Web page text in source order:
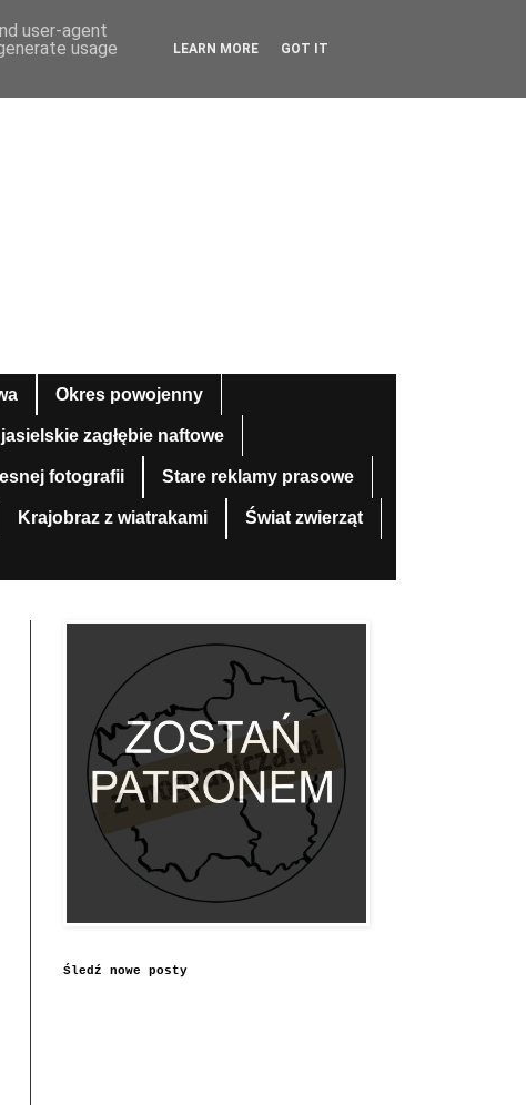
Okres powojenny
zagłębie naftowe
fotografii Stare reklamy prasowe
Krajobraz z wiatrakami Świat zwierząt
Śledź nowe posty
user-agent
usage
LEARN MORE GOT IT